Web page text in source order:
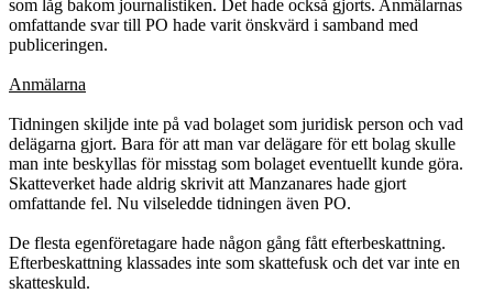
som låg bakom journalistiken. Det hade också gjorts. Anmälarnas
omfattande svar till PO hade varit önskvärd i samband med
publiceringen.
Anmälarna
Tidningen skiljde inte på vad bolaget som juridisk person och vad
delägarna gjort. Bara för att man var delägare för ett bolag skulle
man inte beskyllas för misstag som bolaget eventuellt kunde göra.
Skatteverket hade aldrig skrivit att Manzanares hade gjort
omfattande fel. Nu vilseledde tidningen även PO.
De flesta egenföretagare hade någon gång fått efterbeskattning.
Efterbeskattning klassades inte som skattefusk och det var inte en
skatteskuld.